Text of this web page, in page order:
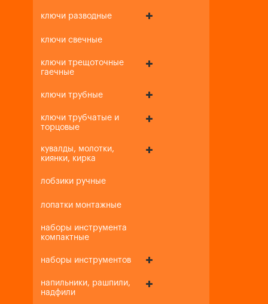
ключи разводные
ключи свечные
ключи трещоточные
гаечные
ключи трубные
ключи трубчатые и
торцовые
кувалды, молотки,
киянки, кирка
лобзики ручные
лопатки монтажные
наборы инструмента
компактные
наборы инструментов
напильники, рашпили,
надфили